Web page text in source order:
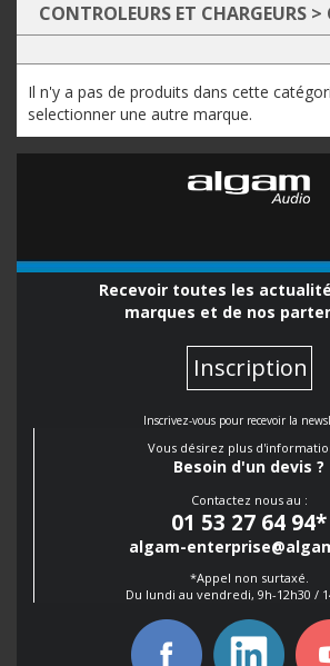
CONTROLEURS ET CHARGEURS >
Il n'y a pas de produits dans cette
selectionner une autre marque.
Recevoir toutes les
marques et de nos
Inscription
Inscrivez-vous pour recevoir la
Vous désirez plus
Besoin d'un devis ?
Contactez nous au :
01 53 27 64 94*
algam-
*Appel non surtaxé.
Du lundi au vendredi, 9h-12h30 /